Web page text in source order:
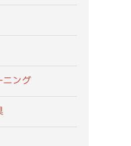
ニング